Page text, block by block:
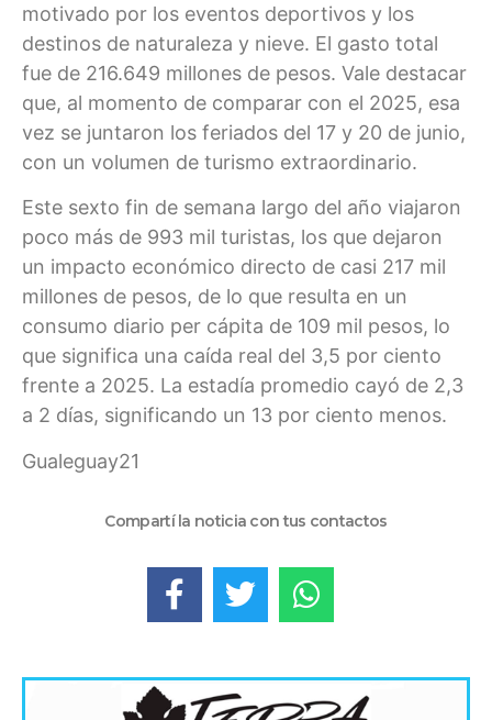
motivado por los eventos deportivos y los
destinos de naturaleza y nieve. El gasto total
fue de 216.649 millones de pesos. Vale destacar
que, al momento de comparar con el 2025, esa
vez se juntaron los feriados del 17 y 20 de junio,
con un volumen de turismo extraordinario.
Este sexto fin de semana largo del año viajaron
poco más de 993 mil turistas, los que dejaron
un impacto económico directo de casi 217 mil
millones de pesos, de lo que resulta en un
consumo diario per cápita de 109 mil pesos, lo
que significa una caída real del 3,5 por ciento
frente a 2025. La estadía promedio cayó de 2,3
a 2 días, significando un 13 por ciento menos.
Gualeguay21
Compartí la noticia con tus contactos